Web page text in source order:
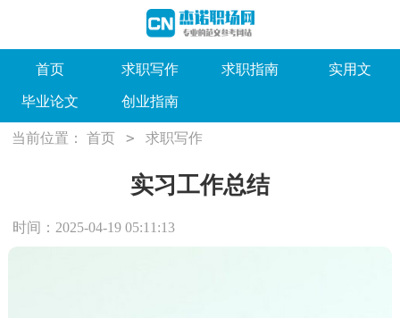
首页 求职写作 求职指南 实用文
毕业论文 创业指南
当前位置： 首页 > 求职写作
实习工作总结
时间：2025-04-19 05:11:13